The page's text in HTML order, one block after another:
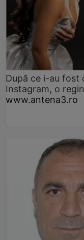
După ce i-au fost
Instagram, o
www.antena3.ro